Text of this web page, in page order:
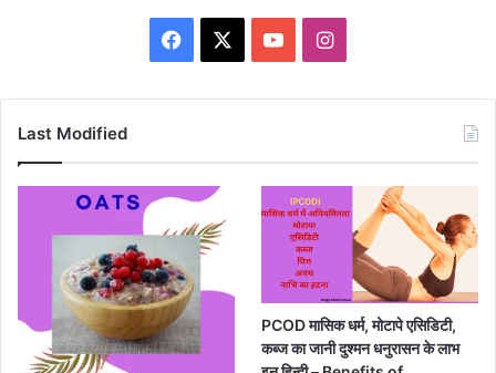
Facebook YouTubeInstagram
Last Modified
PCOD मासिक धर्म, मोटापे एसिडिटी,
कब्ज का जानी दुश्मन धनुरासन के लाभ